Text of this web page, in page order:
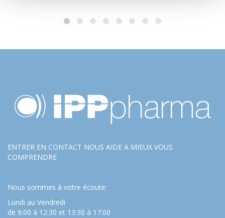
ENTRER EN CONTACT NOUS AIDE A MIEUX VOUS
COMPRENDRE
Nous sommes à votre écoute:
Lundi au Vendredi
de 9:00 à 12:30 et 13:30 à 17:00